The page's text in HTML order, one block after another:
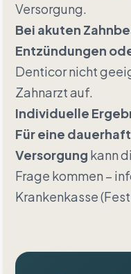
Versorgung.
Bei akuten
Entzündungen
Denticor nicht
Zahnarzt auf.
Individuelle
Für eine
Versorgung kann
Frage kommen –
Krankenkasse